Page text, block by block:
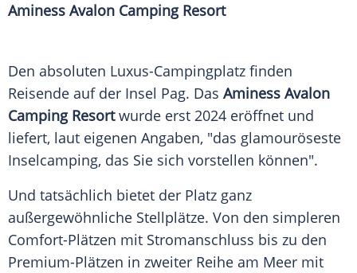
Aminess Avalon Camping Resort
Den absoluten Luxus-Campingplatz finden
Reisende auf der Insel Pag. Das Aminess Avalon
Camping Resortwurde erst 2024 eröffnet und
liefert, laut eigenen Angaben, "das glamouröseste
Inselcamping, das Sie sich vorstellen können".
Und tatsächlich bietet der Platz ganz
außergewöhnliche Stellplätze. Von den simpleren
Comfort-Plätzen mit Stromanschluss bis zu den
Premium-Plätzen in zweiter Reihe am Meer mit